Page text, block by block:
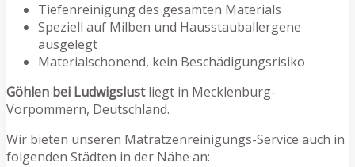
Tiefenreinigung des gesamten Materials
Speziell auf Milben und Hausstauballergene
ausgelegt
Materialschonend, kein Beschädigungsrisiko
Göhlen bei Ludwigslustliegt in Mecklenburg-
Vorpommern, Deutschland.
Wir bieten unseren Matratzenreinigungs-Service auch in
folgenden Städten in der Nähe an: